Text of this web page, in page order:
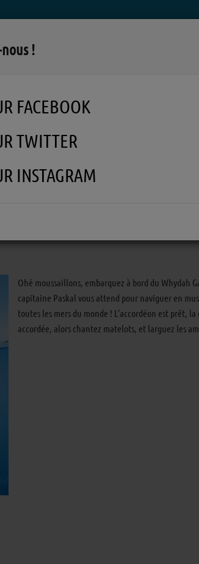
LA RADIO
Ohé moussaillons, embarquez à bord du Whydah
capitaine Paskal vous attend pour naviguer en
toutes les mers du monde ! L'accordéon est prêt,
accordée, alors chantez matelots, et larguez les
!
FACEBOOK
TWITTER
INSTAGRAM